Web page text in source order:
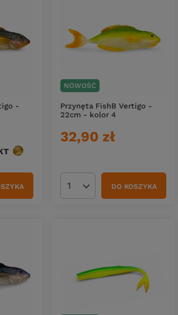
-
punktów
NOWOŚĆ
Przynęta FishB Vertigo -
22cm - kolor 4
32,90 zł
Ilość produktówDO KOSZYKA